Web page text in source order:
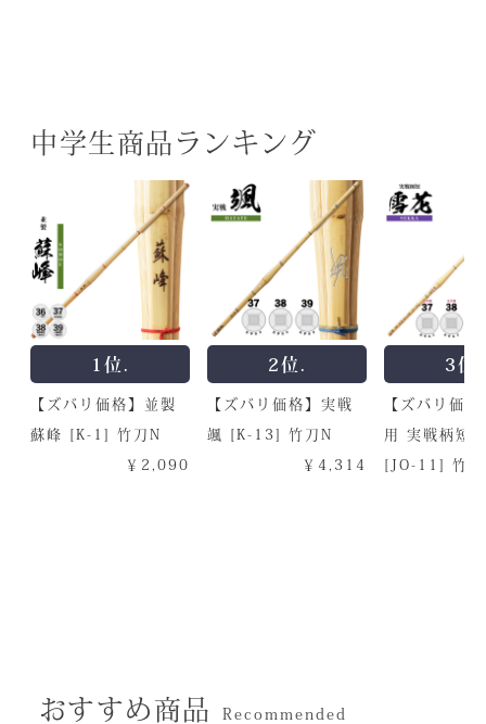
中学生商品ランキング
1位.
【ズバリ価格】並製
蘇峰 [K-1] 竹刀N
￥2,090
2位.
【ズバリ価格】実戦
颯 [K-13] 竹刀N
￥4,314
3位.
【ズバリ価
用 実戦柄短
[JO-11] 竹
おすすめ商品 Recommended